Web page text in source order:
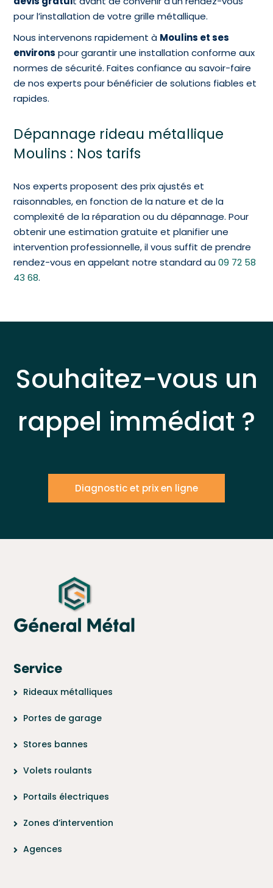
pour l’installation de votre grille métallique.
Nous intervenons rapidement à Moulins et ses
environs pour garantir une installation conforme aux
normes de sécurité. Faites confiance au savoir-faire
de nos experts pour bénéficier de solutions fiables et
rapides.
Dépannage rideau métallique
Moulins : Nos tarifs
Nos experts proposent des prix ajustés et
raisonnables, en fonction de la nature et de la
complexité de la réparation ou du dépannage. Pour
obtenir une estimation gratuite et planifier une
intervention professionnelle, il vous suffit de prendre
rendez-vous en appelant notre standard au09 72 58
43 68.
Souhaitez-vous un
rappel immédiat ?
Diagnostic et prix en ligne
Service
Rideaux métalliques
Portes de garage
Stores bannes
Volets roulants
Portails électriques
Zones d’intervention
Agences